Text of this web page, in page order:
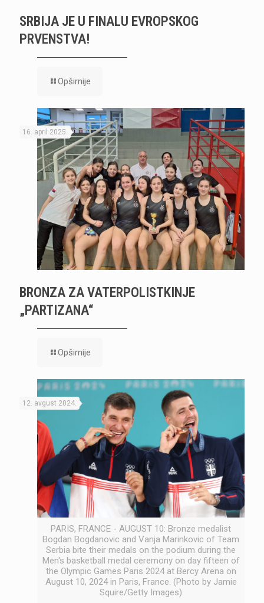
SRBIJA JE U FINALU EVROPSKOG
PRVENSTVA!
Opširnije
16. april 2025.
BRONZA ZA VATERPOLISTKINJE
„PARTIZANA“
Opširnije
PARIS, FRANCE - AUGUST 10: Bronze medalist
Bogdan Bogdanovic and Vanja Marinkovic of Team
Serbia bite their medals on the podium during the
Men's basketball medal ceremony on day fifteen of
the Olympic Games Paris 2024 at Bercy Arena on
August 10, 2024 in Paris, France. (Photo by Jamie
Squire/Getty Images)
12. avgust 2024.